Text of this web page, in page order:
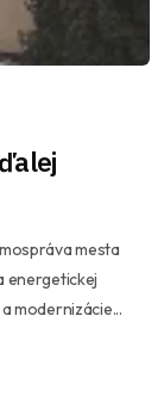
mesta
energetickej
modernizácie...